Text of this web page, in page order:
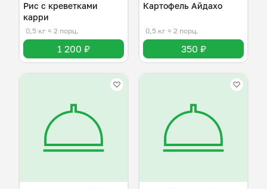
Рис с креветками
карри
0,5 кг ≈ 2 порц.
1 200 ₽
Картофель Айдахо
0,5 кг ≈ 2 порц.
350 ₽